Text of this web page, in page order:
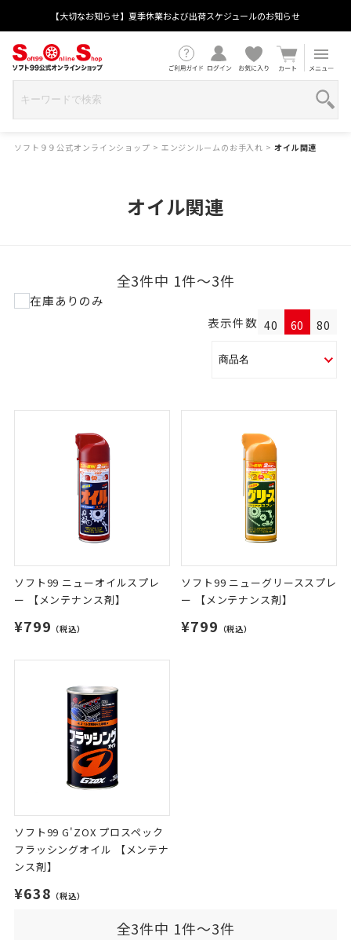
【大切なお知らせ】夏季休業および出荷スケジュールのお知らせ
ソフト９９公式オンラインショップ > エンジンルームのお手入れ > オイル関連
オイル関連
全3件中 1件～3件
在庫ありのみ
表示件数 40 60 80
ソフト99 ニューオイルスプレ
ー 【メンテナンス剤】
¥799 （税込）
ソフト99 ニューグリーススプレ
ー 【メンテナンス剤】
¥799 （税込）
ソフト99 G'ZOX プロスペック
フラッシングオイル 【メンテナ
ンス剤】
¥638 （税込）
全3件中 1件～3件